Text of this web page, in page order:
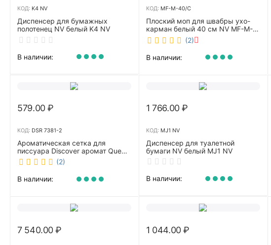
КОД: K4 NV
Диспенсер для бумажных
полотенец NV белый K4 NV
В наличии:
КОД: MF-M-40/C
Плоский моп для швабры ухо-
карман белый 40 см NV MF-M-
40/C
(2)
В наличии:
579.00₽
КОД: DSR 7381-2
Ароматическая сетка для
писсуара Discover аромат Queen
DSR 7381-2 (2)
В наличии:
1 766.00₽
КОД: MJ1 NV
Диспенсер для туалетной
бумаги NV белый MJ1 NV
В наличии:
7 540.00₽ 1 044.00₽